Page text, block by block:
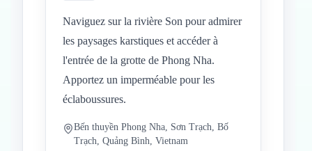
Naviguez sur la rivière Son pour admirer
les paysages karstiques et accéder à
l'entrée de la grotte de Phong Nha.
Apportez un imperméable pour les
éclaboussures.
Bến thuyền Phong Nha, Sơn Trạch, Bố
Trạch, Quảng Bình, Vietnam